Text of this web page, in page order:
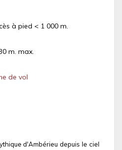
à pied < 1 000 m.
m. max.
de vol
d'Ambérieu depuis le ciel